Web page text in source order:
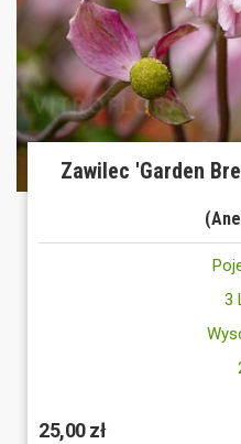
Zawilec 'Garden
3
25,00 zł